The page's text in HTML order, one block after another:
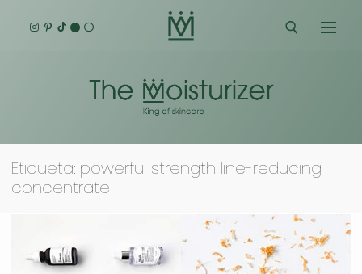
Buscar:
Etiqueta: powerful strength line-reducing
concentrate